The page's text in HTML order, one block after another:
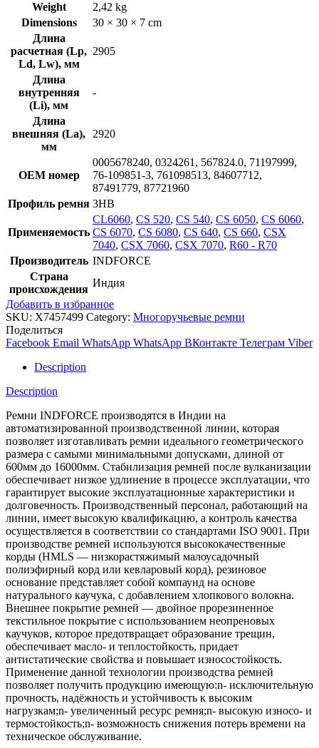
Weight
2,42 kg
Dimensions
30 × 30 × 7 cm
Длина
расчетная (Lp,
Ld, Lw), мм
2905
Длина
внутренняя
(Li), мм
-
Длина
внешняя (La),
мм
2920
OEM номер
0005678240, 0324261, 567824.0, 71197999,
76-109851-3, 761098513, 84607712,
87491779, 87721960
Профиль ремня 3HB
Применяемость
CL6060, CS 520, CS 540, CS 6050, CS 6060,
CS 6070, CS 6080, CS 640, CS 660, CSX
7040, CSX 7060, CSX 7070, R60 - R70
Производитель INDFORCE
Страна
происхождения
Индия
Добавить в избранное
SKU: X7457499 Category: Многоручьевые ремни
Поделиться
Facebook Email WhatsApp WhatsApp ВКонтакте Телеграм Viber
Description
Description
Ремни INDFORCE производятся в Индии на
автоматизированной производственной линии, которая
позволяет изготавливать ремни идеального геометрического
размера с самыми минимальными допусками, длиной от
600мм до 16000мм. Стабилизация ремней после вулканизации
обеспечивает низкое удлинение в процессе эксплуатации, что
гарантирует высокие эксплуатационные характеристики и
долговечность. Производственный персонал, работающий на
линии, имеет высокую квалификацию, а контроль качества
осуществляется в соответствии со стандартами ISO 9001. При
производстве ремней используются высококачественные
корды (HMLS — низкорастяжимый малоусадочный
полиэфирный корд или кевларовый корд), резиновое
основание представляет собой компаунд на основе
натурального каучука, с добавлением хлопкового волокна.
Внешнее покрытие ремней — двойное прорезиненное
текстильное покрытие с использованием неопреновых
каучуков, которое предотвращает образование трещин,
обеспечивает масло- и теплостойкость, придает
антистатические свойства и повышает износостойкость.
Применение данной технологии производства ремней
позволяет получить продукцию имеющую:n- исключительную
прочность, надёжность и устойчивость к высоким
нагрузкам;n- увеличенный ресурс ремня;n- высокую износо- и
термостойкость;n- возможность снижения потерь времени на
техническое обслуживание.